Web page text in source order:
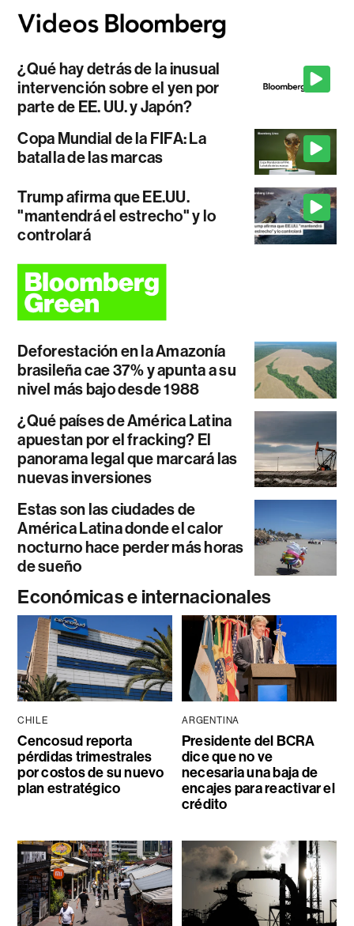
¿Qué hay detrás de la inusual
intervención sobre el yen por
parte de EE. UU. y Japón?
Copa Mundial de la FIFA: La
batalla de las marcas
Trump afirma que EE.UU.
"mantendrá el estrecho" y lo
controlará
Deforestación en la Amazonía
brasileña cae 37% y apunta a su
nivel más bajo desde 1988
¿Qué países de América Latina
apuestan por el fracking? El
panorama legal que marcará las
nuevas inversiones
Estas son las ciudades de
América Latina donde el calor
nocturno hace perder más horas
de sueño
Económicas e internacionales
CHILE
Cencosud reporta
pérdidas trimestrales
por costos de su nuevo
plan estratégico
ARGENTINA
Presidente del BCRA
dice que no ve
necesaria una baja de
encajes para reactivar el
crédito